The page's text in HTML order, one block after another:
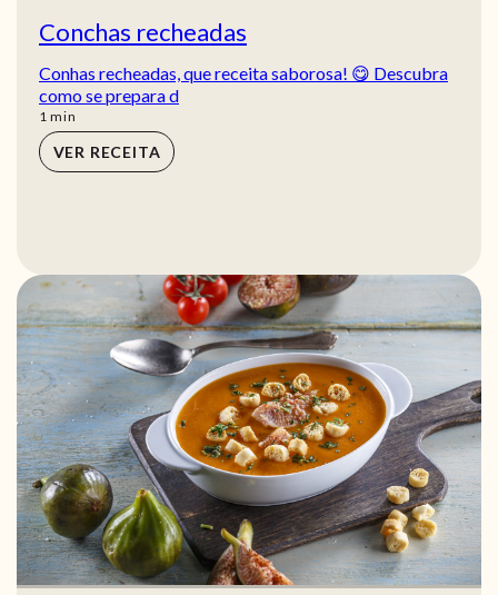
Conchas recheadas
Conhas recheadas, que receita saborosa! 😋 Descubra
como se prepara d
1 min
min
VER RECEITA